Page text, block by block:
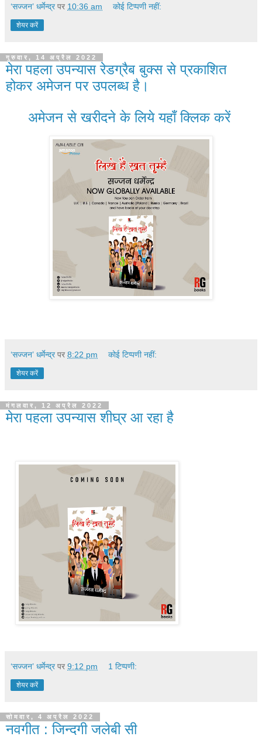
‘सज्जन’ धर्मेन्द्र पर 10:36 am कोई टिप्पणी नहीं:
शेयर करें
गुरुवार, 14 अप्रैल 2022
मेरा पहला उपन्यास रेडग्रैब बुक्स से प्रकाशित
होकर अमेजन पर उपलब्ध है।
अमेजन से खरीदने के लिये यहाँ क्लिक करें
‘सज्जन’ धर्मेन्द्र पर 8:22 pm कोई टिप्पणी नहीं:
शेयर करें
मंगलवार, 12 अप्रैल 2022
मेरा पहला उपन्यास शीघ्र आ रहा है
‘सज्जन’ धर्मेन्द्र पर 9:12 pm 1 टिप्पणी:
शेयर करें
सोमवार, 4 अप्रैल 2022
नवगीत : जिन्दगी जलेबी सी